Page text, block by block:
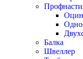
Балка
Швеллер